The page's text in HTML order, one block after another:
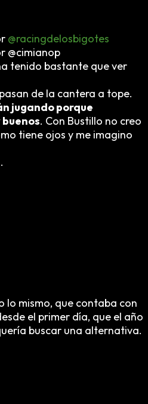
@racingdelosbigotes
@cimianop
tenido bastante que ver
de la cantera a tope.
jugando porque
. Con Bustillo no creo
tiene ojos y me imagino
lo mismo, que contaba con
el primer día, que el año
buscar una alternativa.